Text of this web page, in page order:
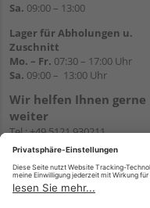
Sa. 09:00 – 13:00
Lager für Abholungen u.
Zuschnitt
Mo. – Fr. 07:30 – 17:00 Uhr
Sa. 09:00 – 13:00 Uhr
Wir helfen Ihnen gerne
weiter
Tel.:+49 5121 930211
E-Mail:holzlandshop@holzland-
Newsletter